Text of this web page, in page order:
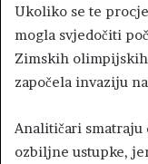
Ukoliko se te
mogla svjedočiti
Zimskih olimpijskih
započela invaziju
Analitičari smatraju
ozbiljne ustupke,